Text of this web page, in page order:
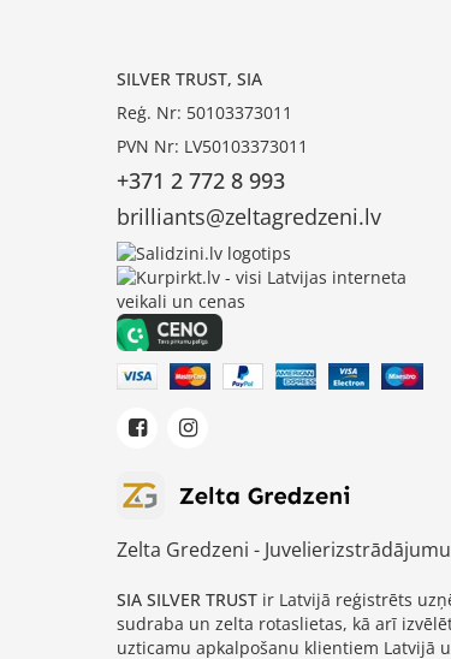
SILVER TRUST, SIA
Reģ. Nr: 50103373011
PVN Nr: LV50103373011
+371 2 772 8 993
brilliants@zeltagredzeni.lv
Zelta Gredzeni -
SIA SILVER TRUST ir Latvijā reģistrēts
sudraba un zelta rotaslietas, kā arī
uzticamu apkalpošanu klientiem Latvijā